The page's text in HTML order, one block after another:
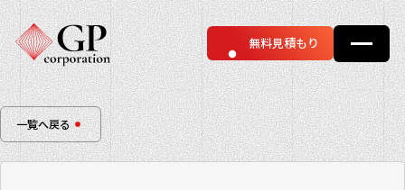
無料見積もり
一覧へ戻る